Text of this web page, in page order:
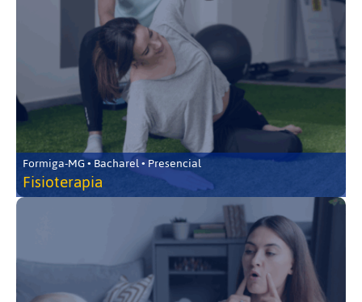
Formiga-MG • Bacharel • Presencial
Fisioterapia